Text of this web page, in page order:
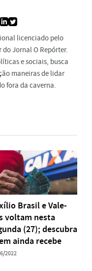
licenciado pelo
do Jornal O Repórter.
e sociais, busca
maneiras de lidar
fora da caverna.
Brasil e Vale-
voltam nesta
(27); descubra
ainda recebe
2022